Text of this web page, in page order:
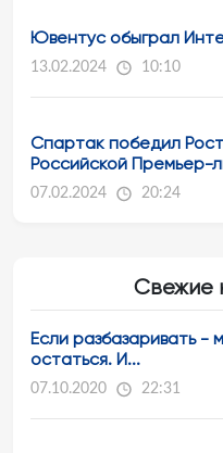
Ювентус обыграл
13.02.2024 10:10
Спартак победил
Российской Премьер-
07.02.2024 20:24
Свежие
Если разбазаривать -
остаться. И...
07.10.2020 22:31